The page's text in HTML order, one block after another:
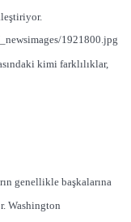
kimi farklılıklar,
genellikle başkalarına
Washington